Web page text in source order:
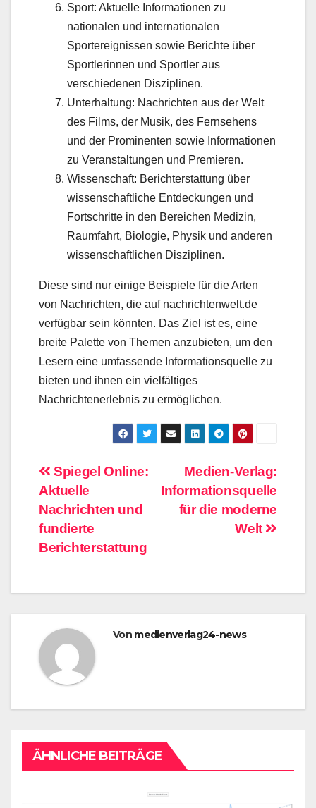
Sport: Aktuelle Informationen zu
nationalen und internationalen
Sportereignissen sowie Berichte über
Sportlerinnen und Sportler aus
verschiedenen Disziplinen.
Unterhaltung: Nachrichten aus der Welt
des Films, der Musik, des Fernsehens
und der Prominenten sowie Informationen
zu Veranstaltungen und Premieren.
Wissenschaft: Berichterstattung über
wissenschaftliche Entdeckungen und
Fortschritte in den Bereichen Medizin,
Raumfahrt, Biologie, Physik und anderen
wissenschaftlichen Disziplinen.
Diese sind nur einige Beispiele für die Arten
von Nachrichten, die auf nachrichtenwelt.de
verfügbar sein könnten. Das Ziel ist es, eine
breite Palette von Themen anzubieten, um den
Lesern eine umfassende Informationsquelle zu
bieten und ihnen ein vielfältiges
Nachrichtenerlebnis zu ermöglichen.
Beitragsnavigation
Medien-Verlag:
Informationsquelle
für die moderne
Welt
Spiegel Online:
Aktuelle
Nachrichten und
fundierte
Berichterstattung
Von medienverlag24-news
ÄHNLICHE BEITRÄGE